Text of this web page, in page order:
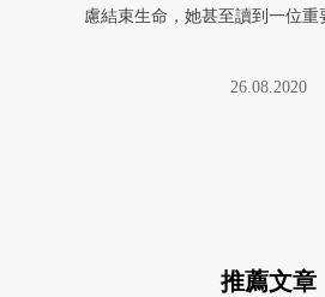
慮結束生命，她甚至讀到一位重
26.08.2020
推薦文章